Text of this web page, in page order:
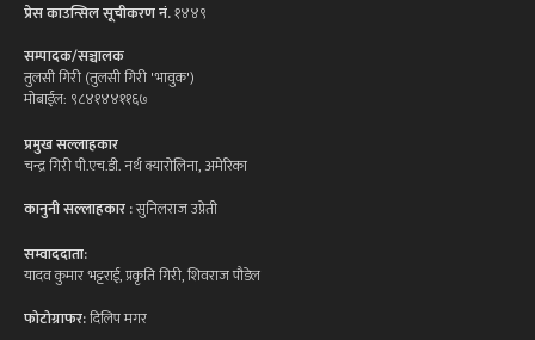
प्रेस काउन्सिल सूचीकरण नं.१४४९
सम्पादक/सञ्चालक
तुलसी गिरी (तुलसी गिरी 'भावुक')
मोबाईल: ९८४१४४११६७
प्रमुख सल्लाहकार
चन्द्र गिरी पी.एच.डी. नर्थ क्यारोलिना, अमेरिका
कानुनी सल्लाहकार :सुनिलराज उप्रेती
सम्वाददाता:
यादव कुमार भट्टराई, प्रकृति गिरी, शिवराज पौडेल
फोटोग्राफर:दिलिप मगर